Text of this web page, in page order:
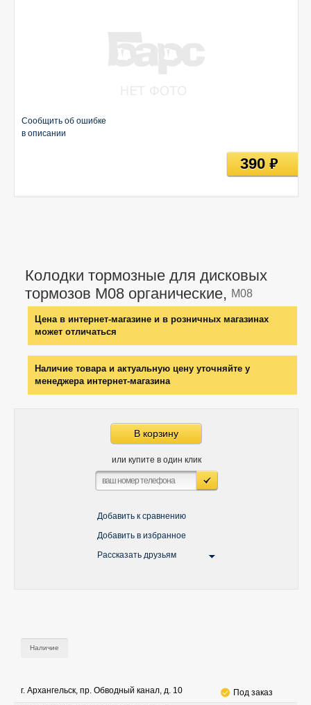
Колодки тормозные для дисковых
тормозов M08 органические, M08
Цена в интернет-магазине и в розничных магазинах
может отличаться
Наличие товара и актуальную цену уточняйте у
менеджера интернет-магазина
В корзину
или купите в один клик
Добавить к сравнению
Добавить в избранное
Рассказать друзьям
Сообщить об ошибке
в описании
390руб
Наличие
г. Архангельск, пр. Обводный канал, д. 10
Под заказ